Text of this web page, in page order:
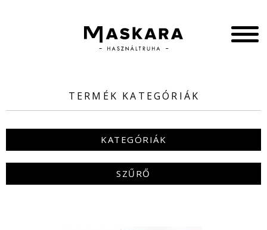
TERMÉK KATEGÓRIÁK
KATEGÓRIÁK
SZŰRŐ